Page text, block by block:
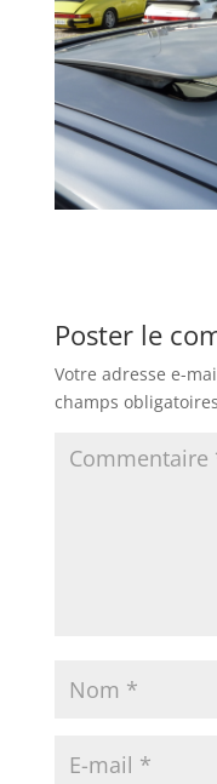
Poster le
Votre adresse e-
champs